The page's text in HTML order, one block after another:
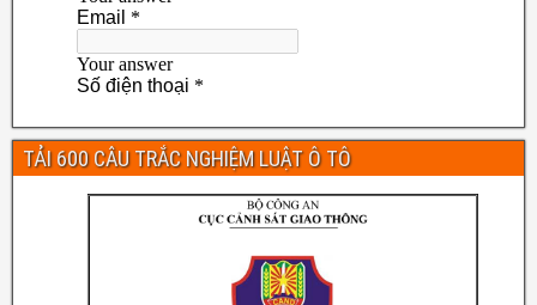
TẢI 600 CÂU TRẮC NGHIỆM LUẬT Ô TÔ